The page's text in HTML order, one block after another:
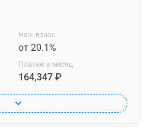
Нач. взнос
от 20.1%
Платеж в месяц
164,347 ₽